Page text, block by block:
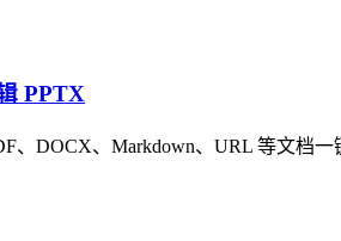
PPTX
、DOCX、Markdown、URL 等文档